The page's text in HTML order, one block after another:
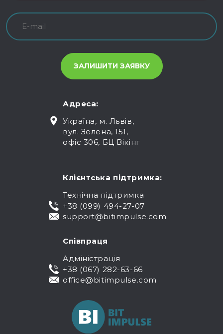
Адреса:
Україна, м. Львів,
вул. Зелена, 151,
офіс 306, БЦ Вікінг
Клієнтська підтримка:
Технічна підтримка
+38 (099) 494-27-07
support@bitimpulse.com
Співпраця
Адміністрація
+38 (067) 282-63-66
office@bitimpulse.com